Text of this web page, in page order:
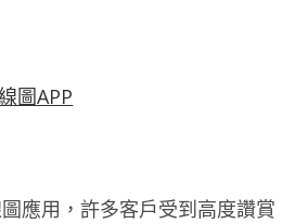
圖APP
應用，許多客戶受到高度讚賞